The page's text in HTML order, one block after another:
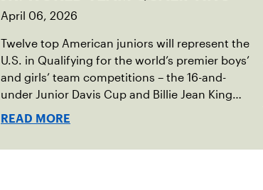
April 06, 2026
Twelve top American juniors will represent the
U.S. in Qualifying for the world’s premier boys’
and girls’ team competitions – the 16-and-
under Junior Davis Cup and Billie Jean King
Cup by Gainbridge and the 14-and-under ITF
READ MORE